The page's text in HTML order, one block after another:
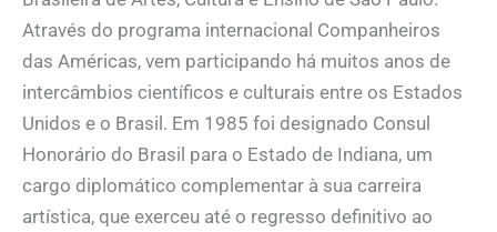
Através do programa internacional Companheiros
das Américas, vem participando há muitos anos de
intercâmbios científicos e culturais entre os Estados
Unidos e o Brasil. Em 1985 foi designado Consul
Honorário do Brasil para o Estado de Indiana, um
cargo diplomático complementar à sua carreira
artística, que exerceu até o regresso definitivo ao